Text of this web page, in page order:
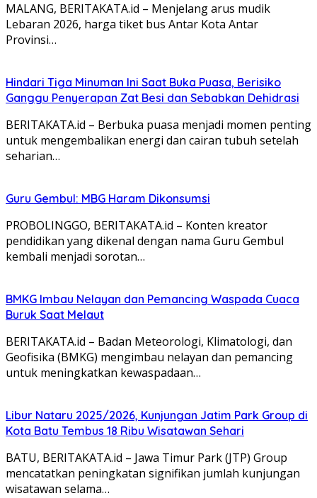
MALANG, BERITAKATA.id – Menjelang arus mudik
Lebaran 2026, harga tiket bus Antar Kota Antar
Provinsi…
Hindari Tiga Minuman Ini Saat Buka Puasa, Berisiko
Ganggu Penyerapan Zat Besi dan Sebabkan Dehidrasi
BERITAKATA.id – Berbuka puasa menjadi momen penting
untuk mengembalikan energi dan cairan tubuh setelah
seharian…
Guru Gembul: MBG Haram Dikonsumsi
PROBOLINGGO, BERITAKATA.id – Konten kreator
pendidikan yang dikenal dengan nama Guru Gembul
kembali menjadi sorotan…
BMKG Imbau Nelayan dan Pemancing Waspada Cuaca
Buruk Saat Melaut
BERITAKATA.id – Badan Meteorologi, Klimatologi, dan
Geofisika (BMKG) mengimbau nelayan dan pemancing
untuk meningkatkan kewaspadaan…
Libur Nataru 2025/2026, Kunjungan Jatim Park Group di
Kota Batu Tembus 18 Ribu Wisatawan Sehari
BATU, BERITAKATA.id – Jawa Timur Park (JTP) Group
mencatatkan peningkatan signifikan jumlah kunjungan
wisatawan selama…